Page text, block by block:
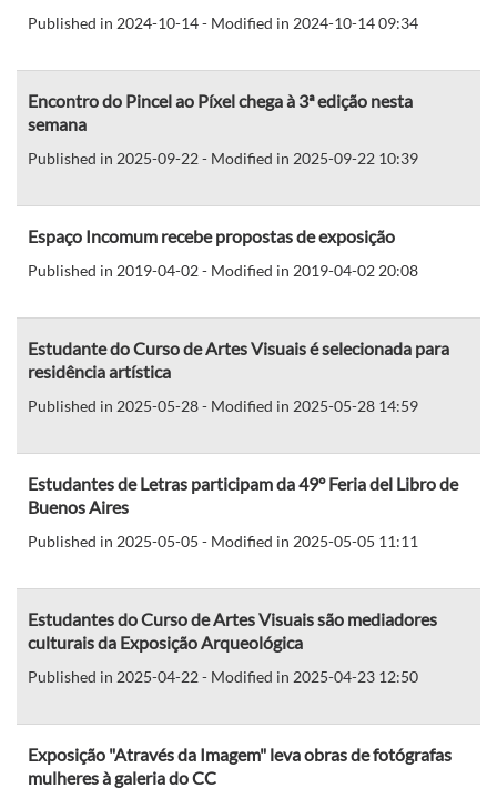
Published in 2024-10-14 - Modified in 2024-10-14 09:34
Encontro do Pincel ao Píxel chega à 3ª edição nesta
semana
Published in 2025-09-22 - Modified in 2025-09-22 10:39
Espaço Incomum recebe propostas de exposição
Published in 2019-04-02 - Modified in 2019-04-02 20:08
Estudante do Curso de Artes Visuais é selecionada para
residência artística
Published in 2025-05-28 - Modified in 2025-05-28 14:59
Estudantes de Letras participam da 49° Feria del Libro de
Buenos Aires
Published in 2025-05-05 - Modified in 2025-05-05 11:11
Estudantes do Curso de Artes Visuais são mediadores
culturais da Exposição Arqueológica
Published in 2025-04-22 - Modified in 2025-04-23 12:50
Exposição "Através da Imagem" leva obras de fotógrafas
mulheres à galeria do CC